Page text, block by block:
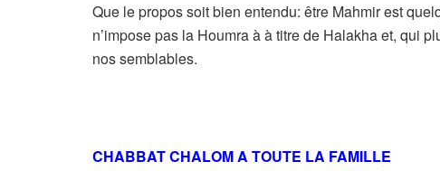
Que le propos soit bien entendu: être Mahmir est
n’impose pas la Houmra à à titre de Halakha et, qui
nos semblables.
CHABBAT CHALOM A TOUTE LA FAMILLE